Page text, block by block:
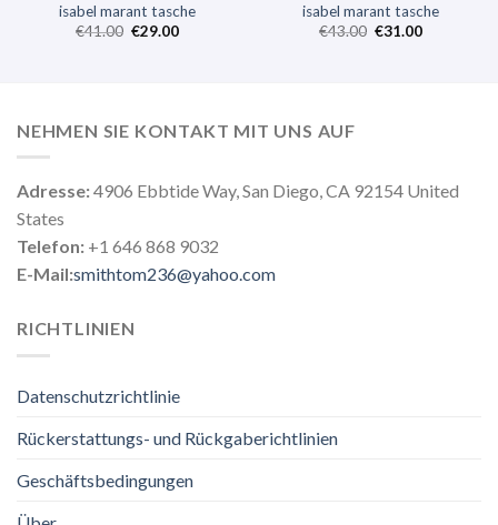
isabel marant tasche
€41.00 €29.00
isabel marant tasche
€43.00 €31.00
NEHMEN SIE KONTAKT MIT UNS AUF
Adresse:4906 Ebbtide Way, San Diego, CA 92154 United
States
Telefon: +1 646 868 9032
E-Mail:smithtom236@yahoo.com
RICHTLINIEN
Datenschutzrichtlinie
Rückerstattungs- und Rückgaberichtlinien
Geschäftsbedingungen